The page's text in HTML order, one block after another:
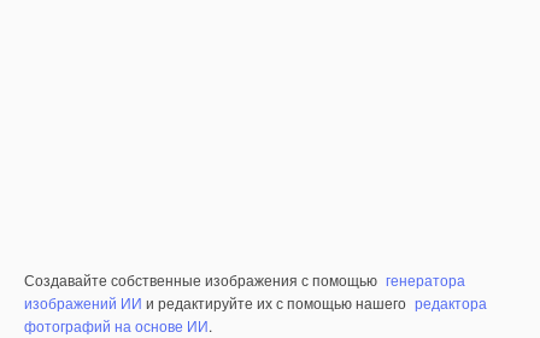
Создавайте собственные изображения с помощью генератора
изображений ИИ и редактируйте их с помощью нашего редактора
фотографий на основе ИИ.